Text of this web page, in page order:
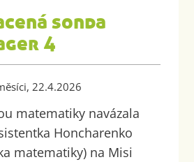
sonda
4
22.4.2026
matematiky navázala
Honcharenko
matematiky) na Misi